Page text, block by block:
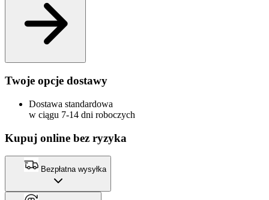
Twoje opcje dostawy
Dostawa standardowa
w ciągu 7-14 dni roboczych
Kupuj online bez ryzyka
Bezpłatna wysyłka